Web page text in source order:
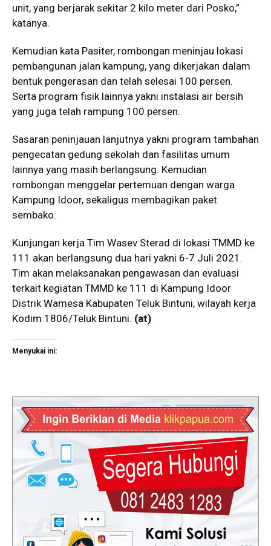
unit, yang berjarak sekitar 2 kilo meter dari Posko,”
katanya.
Kemudian kata Pasiter, rombongan meninjau lokasi
pembangunan jalan kampung, yang dikerjakan dalam
bentuk pengerasan dan telah selesai 100 persen.
Serta program fisik lainnya yakni instalasi air bersih
yang juga telah rampung 100 persen.
Sasaran peninjauan lanjutnya yakni program tambahan
pengecatan gedung sekolah dan fasilitas umum
lainnya yang masih berlangsung. Kemudian
rombongan menggelar pertemuan dengan warga
Kampung Idoor, sekaligus membagikan paket
sembako.
Kunjungan kerja Tim Wasev Sterad di lokasi TMMD ke
111 akan berlangsung dua hari yakni 6-7 Juli 2021.
Tim akan melaksanakan pengawasan dan evaluasi
terkait kegiatan TMMD ke 111 di Kampung Idoor
Distrik Wamesa Kabupaten Teluk Bintuni, wilayah kerja
Kodim 1806/Teluk Bintuni. (at)
Menyukai ini: